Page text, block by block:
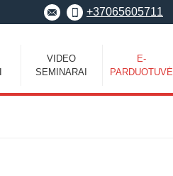
+37065605711
VIDEO
SEMINARAI
E-
PARDUOTUVĖ